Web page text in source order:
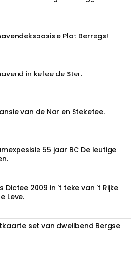
Plat Berregs!
in kefee de Ster.
van de Nar en Steketee.
55 jaar BC De leutige
Dictee 2009 in 't teke van 't Rijke
Leve.
set van dweilbend Bergse